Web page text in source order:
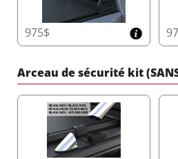
Lames de Sécurité
Durabilité Maximale
à l'épreuve des coupures
charge à 100 %. Renforcées
ces lames offrent une
garantissant que votre
contre les intempéries et
extérieurs.
975$
Arceau de sécurité kit (SANS